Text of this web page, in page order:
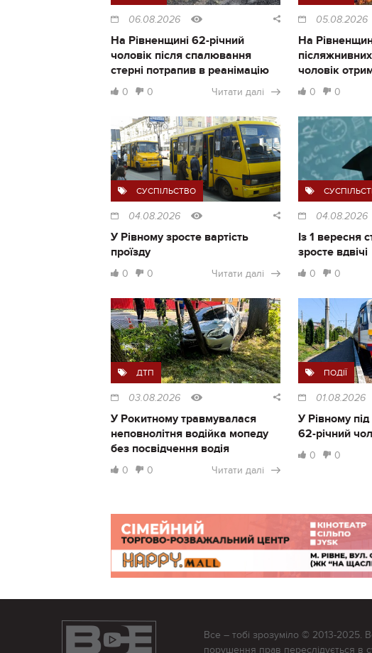
06.08.2026
На Рівненщині 62-річний
чоловік після спалювання
стерні потрапив в реанімацію
0 0 Читати далі
05.08.2026
На
чоловік
0 0
СУСПІЛЬСТВО
04.08.2026
У Рівному зросте вартість
проїзду
0 0 Читати далі
04.08.2026
Із 1 вересня
зросте вдвічі
0 0
ДТП
03.08.2026
У Рокитному травмувалася
неповнолітня водійка мопеду
без посвідчення водія
0 0 Читати далі
ПОДІЇ
01.08.2026
У Рівному
62-річний
0 0
Все – тобі зрозуміло © 2013-2025.
порушення прав переслідується в